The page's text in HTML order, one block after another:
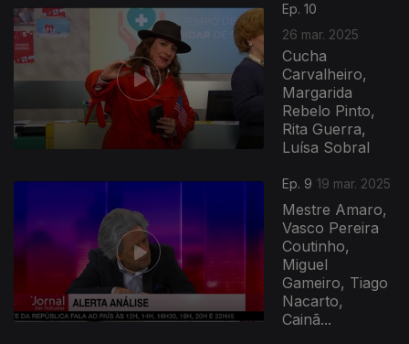
Ep. 10
26 mar. 2025
Cucha
Carvalheiro,
Margarida
Rebelo Pinto,
Rita Guerra,
Luísa Sobral
Ep. 9 19 mar. 2025
Mestre Amaro,
Vasco Pereira
Coutinho,
Miguel
Gameiro, Tiago
Nacarto,
Cainã...